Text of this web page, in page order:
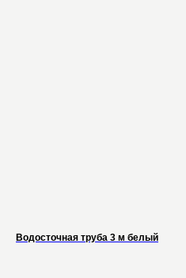
Водосточная труба 3 м белый